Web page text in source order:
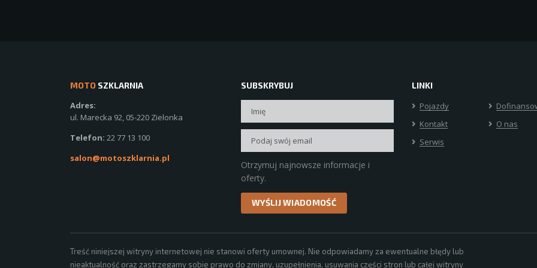
MOTO SZKLARNIA
Adres:
ul. Marecka 92, 05-220 Zielonka
Telefon: 22 77 13 100
salon@motoszklarnia.pl
SUBSKRYBUJ
Otrzymuj najnowsze informacje i
oferty.
LINKI
Pojazdy
Kontakt
O nas
Serwis
Treść niniejszej witryny internetowej nie stanowi oferty umownej. Nie odpowiadamy za ewentualne błędy lub
nieaktualność oraz zastrzegamy sobie prawo do zmiany, uzupełnienia, usuwania części stron lub całej witryny